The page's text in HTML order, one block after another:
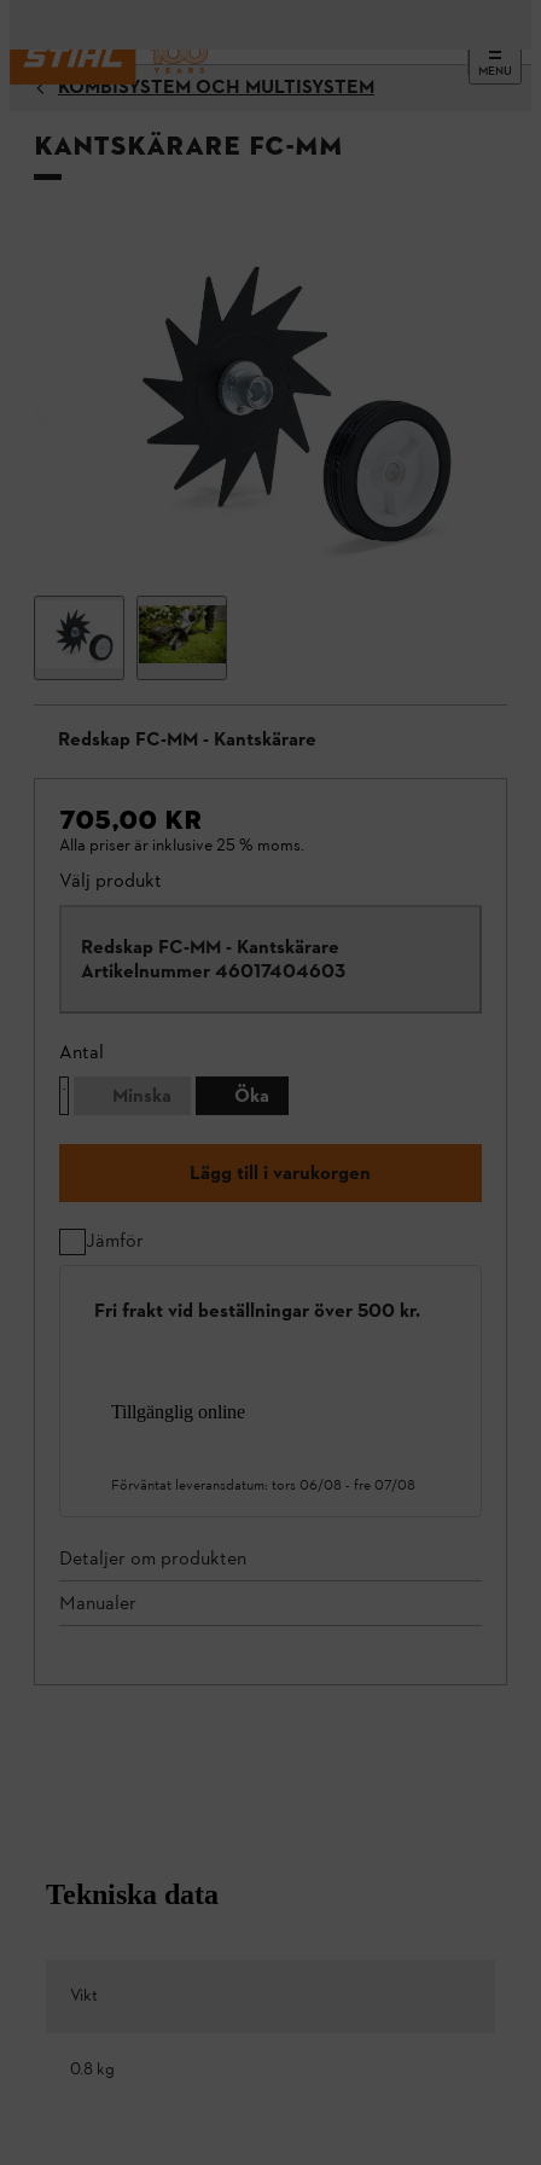
MENU
KOMBISYSTEM OCH MULTISYSTEM
Kantskärare FC-MM
Redskap FC-MM - Kantskärare
705,00 KR
Alla priser är inklusive 25 % moms.
Välj produkt
Redskap FC-MM - Kantskärare
Artikelnummer 46017404603
Antal
Minska
Öka
Lägg till i varukorgen
Jämför
Fri frakt vid beställningar över 500 kr.
Tillgänglig online
Förväntat leveransdatum: tors 06/08 - fre 07/08
Detaljer om produkten
Manualer
Tekniska data
Vikt
0.8 kg